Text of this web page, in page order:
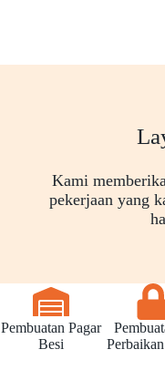
Kami
pekerjaan yang
Pembuatan Pagar
Besi